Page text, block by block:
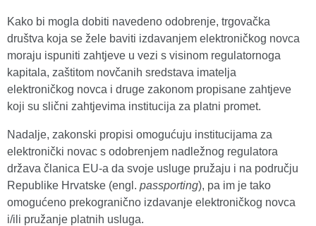
Kako bi mogla dobiti navedeno odobrenje, trgovačka
društva koja se žele baviti izdavanjem elektroničkog novca
moraju ispuniti zahtjeve u vezi s visinom regulatornoga
kapitala, zaštitom novčanih sredstava imatelja
elektroničkog novca i druge zakonom propisane zahtjeve
koji su slični zahtjevima institucija za platni promet.
Nadalje, zakonski propisi omogućuju institucijama za
elektronički novac s odobrenjem nadležnog regulatora
država članica EU-a da svoje usluge pružaju i na području
Republike Hrvatske (engl. passporting), pa im je tako
omogućeno prekogranično izdavanje elektroničkog novca
i/ili pružanje platnih usluga.